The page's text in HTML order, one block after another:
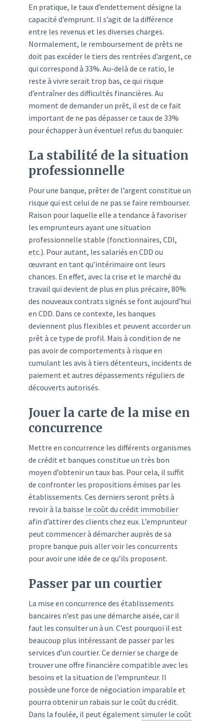
En pratique, le taux d’endettement désigne la
capacité d’emprunt. Il s’agit de la différence
entre les revenus et les diverses charges.
Normalement, le remboursement de prêts ne
doit pas excéder le tiers des rentrées d’argent, ce
qui correspond à 33%. Au-delà de ce ratio, le
reste à vivre serait trop bas, ce qui risque
d’entraîner des difficultés financières. Au
moment de demander un prêt, il est de ce fait
important de ne pas dépasser ce taux de 33%
pour échapper à un éventuel refus du banquier.
La stabilité de la situation
professionnelle
Pour une banque, prêter de l’argent constitue un
risque qui est celui de ne pas se faire rembourser.
Raison pour laquelle elle a tendance à favoriser
les emprunteurs ayant une situation
professionnelle stable (fonctionnaires, CDI,
etc.). Pour autant, les salariés en CDD ou
œuvrant en tant qu’intérimaire ont leurs
chances. En effet, avec la crise et le marché du
travail qui devient de plus en plus précaire, 80%
des nouveaux contrats signés se font aujourd’hui
en CDD. Dans ce contexte, les banques
deviennent plus flexibles et peuvent accorder un
prêt à ce type de profil. Mais à condition de ne
pas avoir de comportements à risque en
cumulant les avis à tiers détenteurs, incidents de
paiement et autres dépassements réguliers de
découverts autorisés.
Jouer la carte de la mise en
concurrence
Mettre en concurrence les différents organismes
de crédit et banques constitue un très bon
moyen d’obtenir un taux bas. Pour cela, il suffit
de confronter les propositions émises par les
établissements. Ces derniers seront prêts à
revoir à la baisse le coût du crédit immobilier
afin d’attirer des clients chez eux. L’emprunteur
peut commencer à démarcher auprès de sa
propre banque puis aller voir les concurrents
pour avoir une idée de ce qu’ils proposent.
Passer par un courtier
La mise en concurrence des établissements
bancaires n’est pas une démarche aisée, car il
faut les consulter un à un. C’est pourquoi il est
beaucoup plus intéressant de passer par les
services d’un courtier. Ce dernier se charge de
trouver une offre financière compatible avec les
besoins et la situation de l’emprunteur. Il
possède une force de négociation imparable et
pourra obtenir un rabais sur le coût du crédit.
Dans la foulée, il peut également simuler le coût